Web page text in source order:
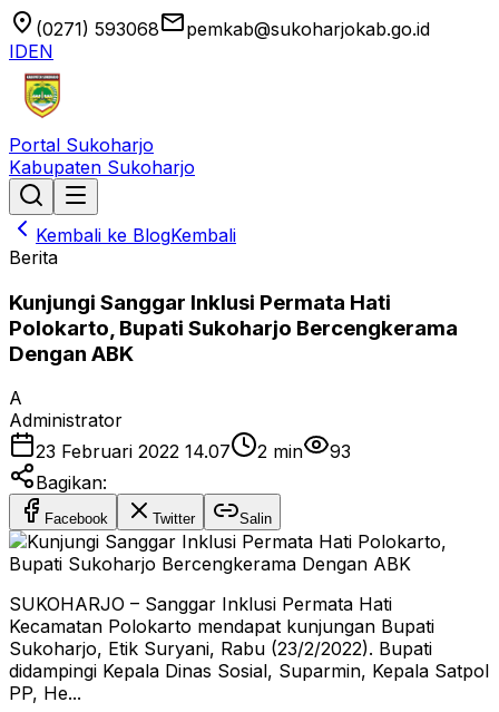
location_on (0271) 593068emailpemkab@sukoharjokab.go.id
IDEN
Portal Sukoharjo
Kabupaten Sukoharjo
Kembali ke BlogKembali
Berita
Kunjungi Sanggar Inklusi Permata Hati
Polokarto, Bupati Sukoharjo Bercengkerama
Dengan ABK
A
Administrator
23 Februari 2022 14.07
2 min
93
Bagikan:
Facebook Twitter Salin
SUKOHARJO – Sanggar Inklusi Permata Hati
Kecamatan Polokarto mendapat kunjungan Bupati
Sukoharjo, Etik Suryani, Rabu (23/2/2022). Bupati
didampingi Kepala Dinas Sosial, Suparmin, Kepala Satpol
PP, He...